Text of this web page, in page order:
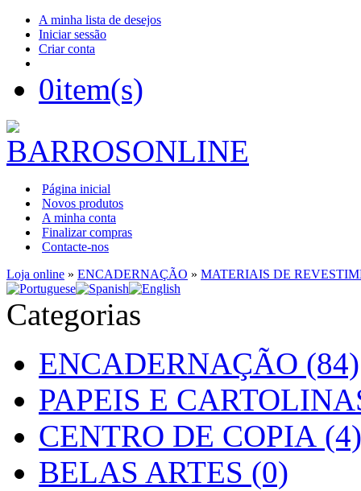
A minha lista de desejos
Iniciar sessão
Criar conta
0item(s)
Página inicial
Novos produtos
A minha conta
Finalizar compras
Contacte-nos
Loja online » ENCADERNAÇÃO » MATERIAIS DE
Categorias
ENCADERNAÇÃO (84)
PAPEIS E
CENTRO DE COPIA (4)
BELAS ARTES (0)